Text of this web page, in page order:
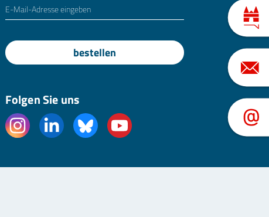
E-Mailadresse
bestellen
Folgen Sie uns